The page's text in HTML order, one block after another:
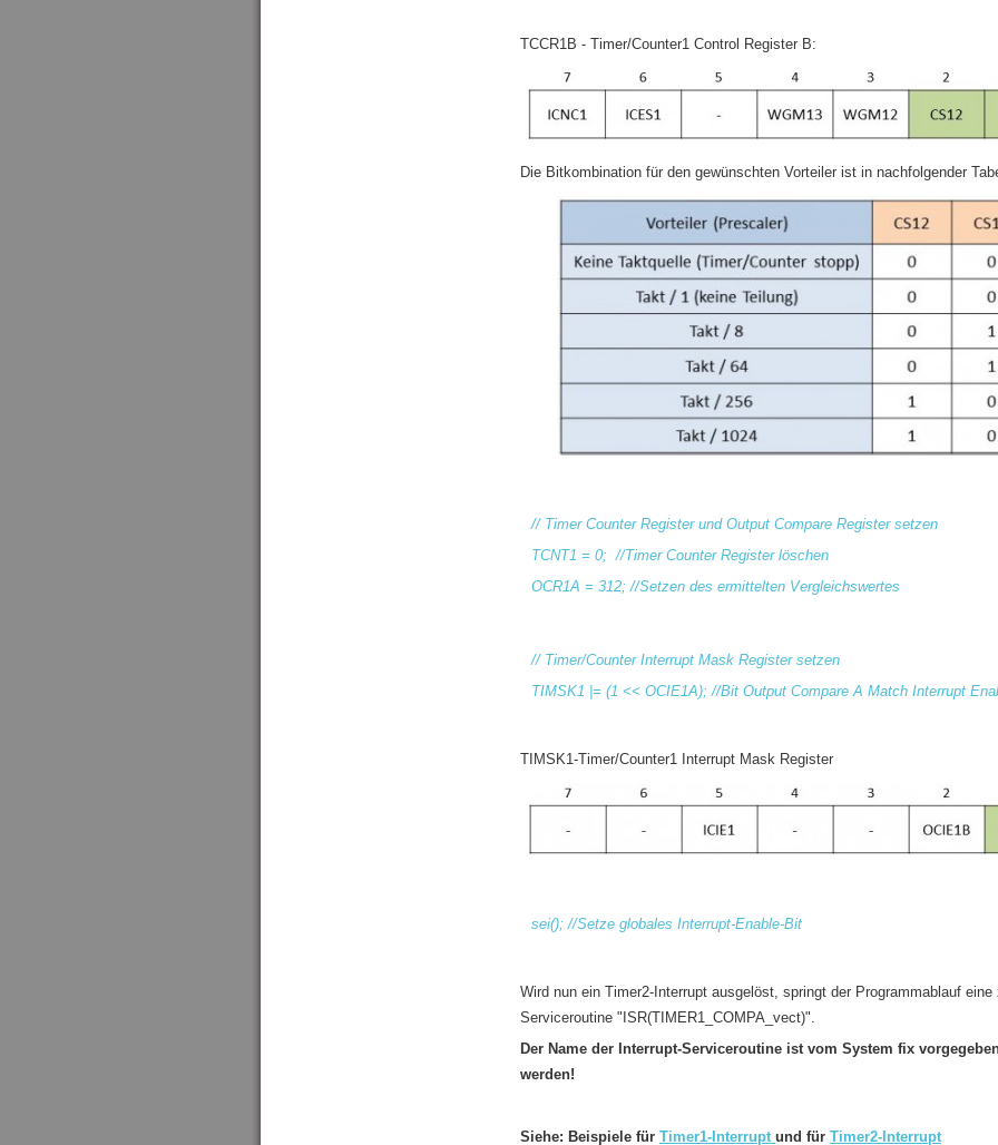
TCCR1B - Timer/Counter1 Control Register B:
Die Bitkombination für den gewünschten Vorteiler ist in nachfolgender
// Timer Counter Register und Output Compare Register setzen
TCNT1 = 0; //Timer Counter Register löschen
OCR1A = 312; //Setzen des ermittelten Vergleichswertes
// Timer/Counter Interrupt Mask Register setzen
TIMSK1 |= (1 << OCIE1A); //Bit Output Compare A Match Interrupt
TIMSK1-Timer/Counter1 Interrupt Mask Register
sei(); //Setze globales Interrupt-Enable-Bit
Wird nun ein Timer2-Interrupt ausgelöst, springt der Programmablauf
Serviceroutine "ISR(TIMER1_COMPA_vect)".
Der Name der Interrupt-Serviceroutine ist vom System fix
werden!
Siehe: Beispiele für Timer1-Interrupt und für Timer2-Interrupt